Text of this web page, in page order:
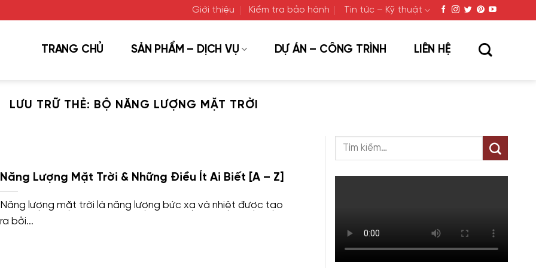
Giới thiệu Kiểm tra bảo hành Tin tức – Kỹ thuật
TRANG CHỦ SẢN PHẨM – DỊCH VỤ DỰ ÁN – CÔNG TRÌNH LIÊN HỆ
LƯU TRỮ THẺ: BỘ NĂNG LƯỢNG MẶT TRỜI
Năng Lượng Mặt Trời & Những Điều Ít Ai Biết [A – Z]
Năng lượng mặt trời là năng lượng bức xạ và nhiệt được tạo
ra bởi...